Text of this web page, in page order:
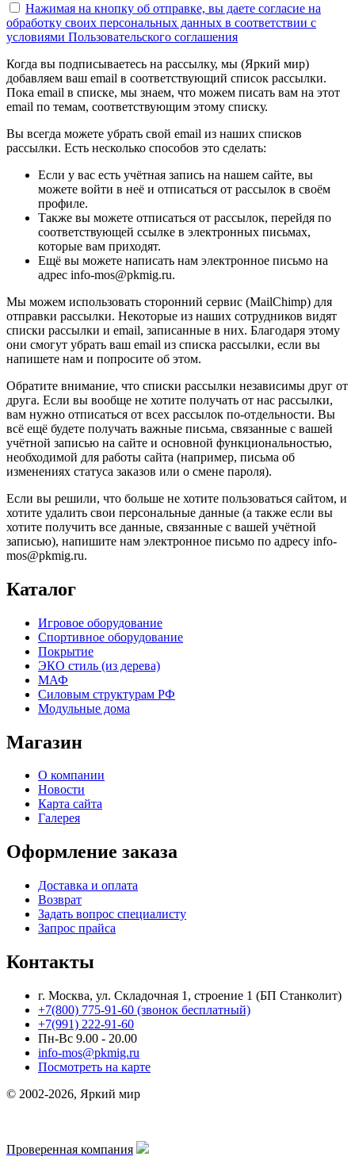
Нажимая на кнопку об отправке, вы даете согласие на
обработку своих персональных данных в соответствии с
условиями Пользовательского соглашения
Когда вы подписываетесь на рассылку, мы (Яркий мир)
добавляем ваш email в соответствующий список рассылки.
Пока email в списке, мы знаем, что можем писать вам на этот
email по темам, соответствующим этому списку.
Вы всегда можете убрать свой email из наших списков
рассылки. Есть несколько способов это сделать:
Если у вас есть учётная запись на нашем сайте, вы
можете войти в неё и отписаться от рассылок в своём
профиле.
Также вы можете отписаться от рассылок, перейдя по
соответствующей ссылке в электронных письмах,
которые вам приходят.
Ещё вы можете написать нам электронное письмо на
адрес info-mos@pkmig.ru.
Мы можем использовать сторонний сервис (MailChimp) для
отправки рассылки. Некоторые из наших сотрудников видят
списки рассылки и email, записанные в них. Благодаря этому
они смогут убрать ваш email из списка рассылки, если вы
напишете нам и попросите об этом.
Обратите внимание, что списки рассылки независимы друг от
друга. Если вы вообще не хотите получать от нас рассылки,
вам нужно отписаться от всех рассылок по-отдельности. Вы
всё ещё будете получать важные письма, связанные с вашей
учётной записью на сайте и основной функциональностью,
необходимой для работы сайта (например, письма об
изменениях статуса заказов или о смене пароля).
Если вы решили, что больше не хотите пользоваться сайтом, и
хотите удалить свои персональные данные (а также если вы
хотите получить все данные, связанные с вашей учётной
записью), напишите нам электронное письмо по адресу info-
mos@pkmig.ru.
Каталог
Игровое оборудование
Спортивное оборудование
Покрытие
ЭКО стиль (из дерева)
МАФ
Силовым структурам РФ
Модульные дома
Магазин
О компании
Новости
Карта сайта
Галерея
Оформление заказа
Доставка и оплата
Возврат
Задать вопрос специалисту
Запрос прайса
Контакты
г. Москва, ул. Складочная 1, строение 1 (БП Станколит)
+7(800) 775-91-60 (звонок бесплатный)
+7(991) 222-91-60
Пн-Вс 9.00 - 20.00
info-mos@pkmig.ru
Посмотреть на карте
© 2002-2026, Яркий мир
Проверенная компания